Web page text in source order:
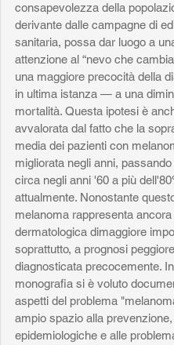
consapevolezza della
derivante dalle campagne di
sanitaria, possa dar luogo a
attenzione al “nevo che
una maggiore precocità della
in ultima istanza — a una
mortalità. Questa ipotesi è
avvalorata dal fatto che la
media dei pazienti con
migliorata negli anni,
circa negli anni '60 a più
attualmente. Nonostante
melanoma rappresenta
dermatologica dimaggiore
soprattutto, a prognosi
diagnosticata precocemente.
monografia si è voluto
aspetti del problema
ampio spazio alla
epidemiologiche e alle